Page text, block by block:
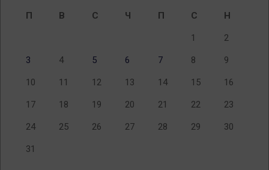
П
В С Ч П С Н
1 2
3 4 5 6 7 8 9
10 11 12 13 14 15 16
17 18 19 20 21 22 23
24 25 26 27 28 29 30
31